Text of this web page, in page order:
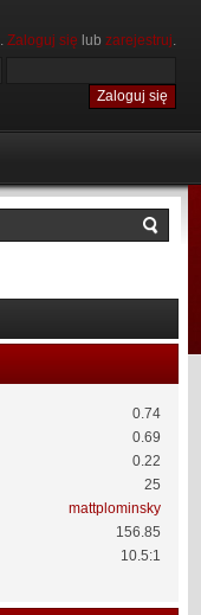
. Zaloguj się lub zarejestruj.
0.74
0.69
0.22
25
mattplominsky
156.85
10.5:1